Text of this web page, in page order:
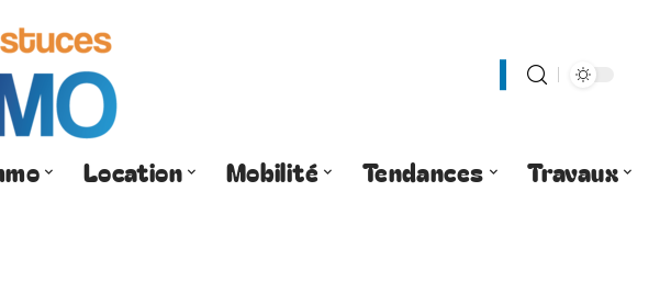
Location Mobilité Tendances Travaux